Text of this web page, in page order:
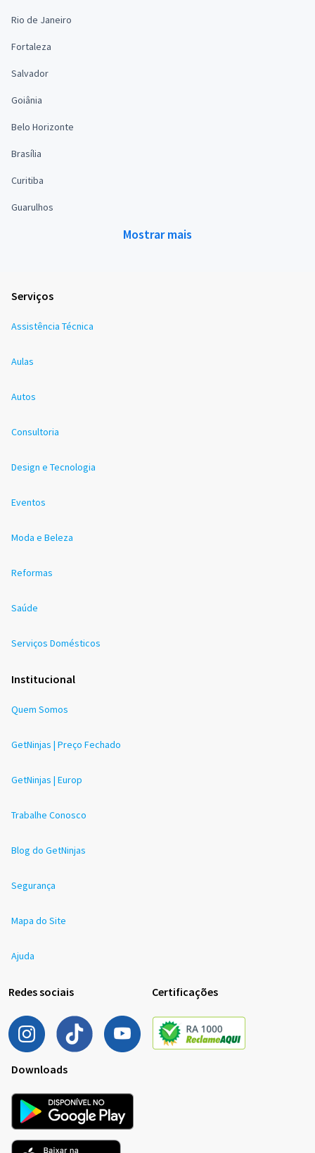
Rio de Janeiro
Fortaleza
Salvador
Goiânia
Belo Horizonte
Brasília
Curitiba
Guarulhos
Mostrar mais
Serviços
Assistência Técnica
Aulas
Autos
Consultoria
Design e Tecnologia
Eventos
Moda e Beleza
Reformas
Saúde
Serviços Domésticos
Institucional
Quem Somos
GetNinjas | Preço Fechado
GetNinjas | Europ
Trabalhe Conosco
Blog do GetNinjas
Segurança
Mapa do Site
Ajuda
Redes sociais Certificações
Downloads